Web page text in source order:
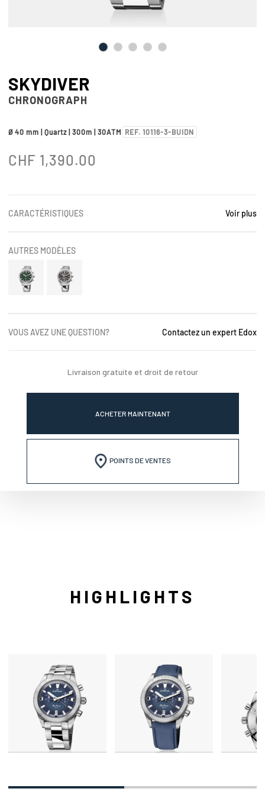
SKYDIVER
CHRONOGRAPH
Ø 40 mm | Quartz | 300m | 30ATM REF. 10116-3-BUIDN
CHF 1,390.00
CARACTÉRISTIQUES Voir plus
AUTRES MODÈLES
VOUS AVEZ UNE QUESTION? Contactez un expert Edox
Livraison gratuite et droit de retour
ACHETER MAINTENANT
POINTS DE VENTES
HIGHLIGHTS